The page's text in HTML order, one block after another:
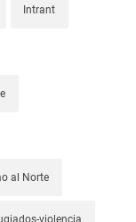
Intrant
al Norte
violencia